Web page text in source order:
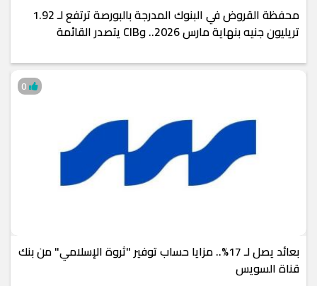
محفظة القروض في البنوك المدرجة بالبورصة ترتفع لـ 1.92
تريليون جنيه بنهاية مارس 2026.. وCIB يتصدر القائمة
بعائد يصل لـ 17%.. مزايا حساب توفير "ثروة الإسلامي" من بنك
قناة السويس